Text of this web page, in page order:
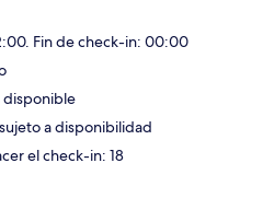
Fin de check-in: 00:00
a disponibilidad
el check-in: 18